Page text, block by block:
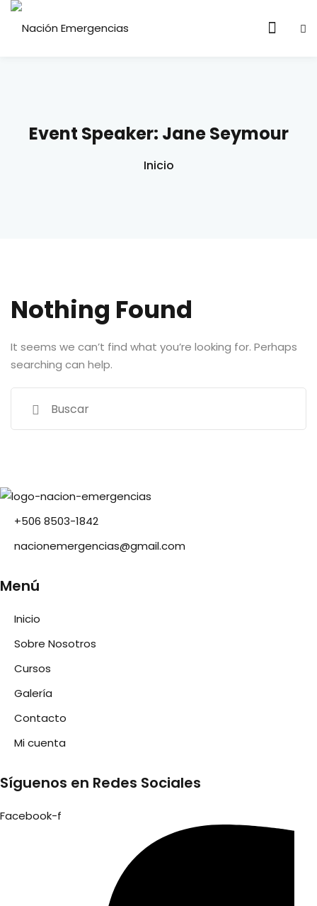
Skip
Event Speaker: Jane Seymour
Inicio
Nothing Found
It seems we can’t find what you’re looking for. Perhaps
searching can help.
‪+506 8503-1842‬
nacionemergencias@gmail.com
Menú
Inicio
Sobre Nosotros
Cursos
Galería
Contacto
Mi cuenta
Síguenos en Redes Sociales
Facebook-f